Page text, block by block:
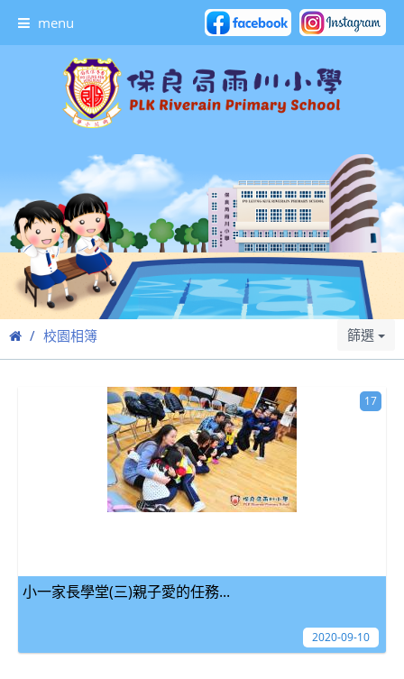
menu
校園相簿 篩選
小一家長學堂(三)親子愛的任務...
17
2020-09-10